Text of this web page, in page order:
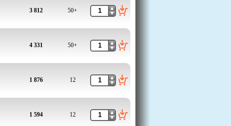
3 812 50+
4 331 50+
1 876 12
1 594 12